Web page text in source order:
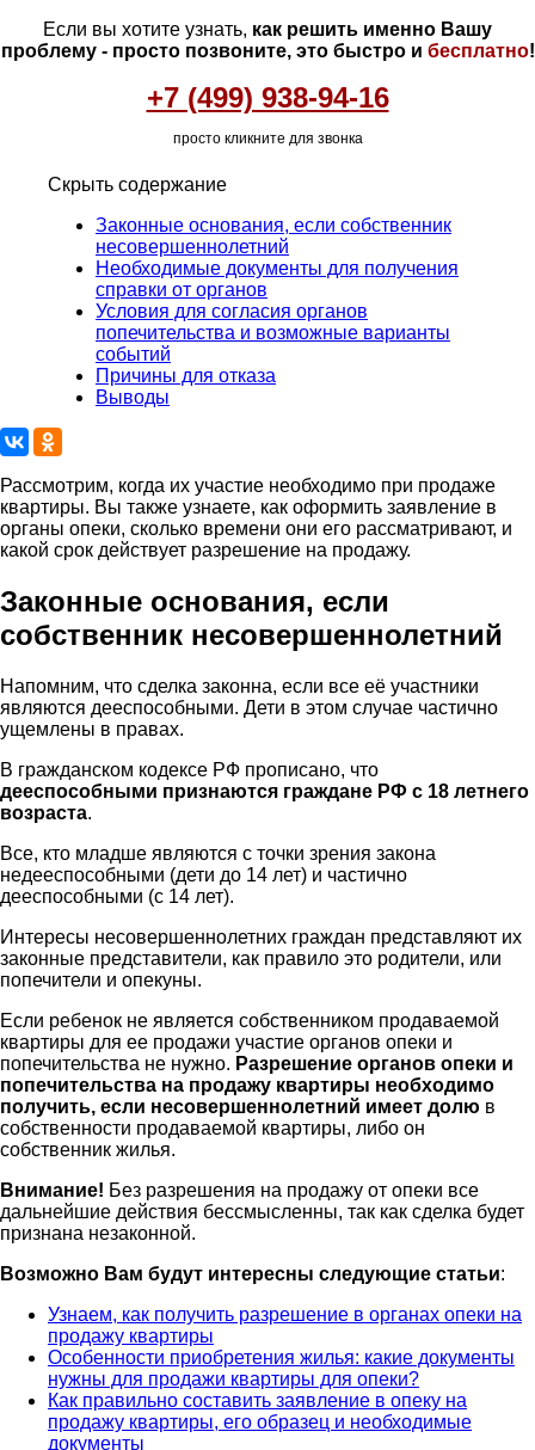
Если вы хотите узнать, как решить именно Вашу
проблему - просто позвоните, это быстро и бесплатно!
+7 (499) 938-94-16
просто кликните для звонка
Скрыть содержание
Законные основания, если собственник
несовершеннолетний
Необходимые документы для получения
справки от органов
Условия для согласия органов
попечительства и возможные варианты
событий
Причины для отказа
Выводы
Рассмотрим, когда их участие необходимо при продаже
квартиры. Вы также узнаете, как оформить заявление в
органы опеки, сколько времени они его рассматривают, и
какой срок действует разрешение на продажу.
Законные основания, если
собственник несовершеннолетний
Напомним, что сделка законна, если все её участники
являются дееспособными. Дети в этом случае частично
ущемлены в правах.
В гражданском кодексе РФ прописано, что
дееспособными признаются граждане РФ с 18 летнего
возраста.
Все, кто младше являются с точки зрения закона
недееспособными (дети до 14 лет) и частично
дееспособными (с 14 лет).
Интересы несовершеннолетних граждан представляют их
законные представители, как правило это родители, или
попечители и опекуны.
Если ребенок не является собственником продаваемой
квартиры для ее продажи участие органов опеки и
попечительства не нужно. Разрешение органов опеки и
попечительства на продажу квартиры необходимо
получить, если несовершеннолетний имеет долю в
собственности продаваемой квартиры, либо он
собственник жилья.
Внимание! Без разрешения на продажу от опеки все
дальнейшие действия бессмысленны, так как сделка будет
признана незаконной.
Возможно Вам будут интересны следующие статьи:
Узнаем, как получить разрешение в органах опеки на
продажу квартиры
Особенности приобретения жилья: какие документы
нужны для продажи квартиры для опеки?
Как правильно составить заявление в опеку на
продажу квартиры, его образец и необходимые
документы